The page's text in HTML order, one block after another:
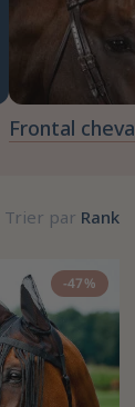
Frontal
Trier par Rank
-47%